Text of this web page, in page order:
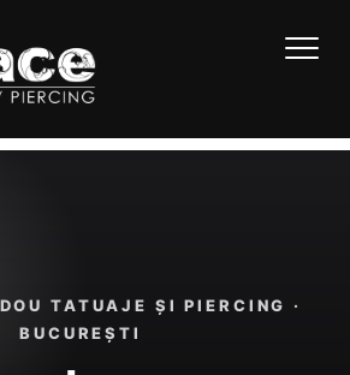
TATUAJE ȘI PIERCING ·
BUCUREȘTI